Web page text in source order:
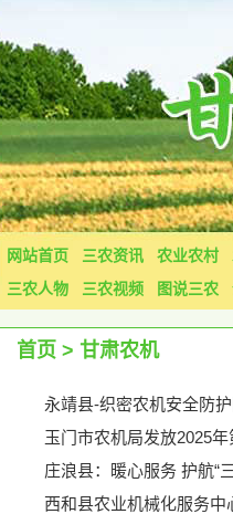
网站首页 三农资讯 农业农村
三农人物
三农视频 图说三农
首页 > 甘肃农机
永靖县-织密农机安全防
玉门市农机局发放2025
庄浪县：暖心服务 护航“
西和县农业机械化服务中